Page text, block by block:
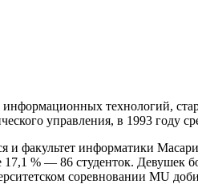
информационных технологий,
управления, в 1993
и факультет информатики
% — 86 студенток. Девушек
соревновании MU